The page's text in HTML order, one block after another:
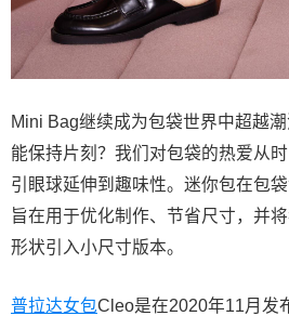
Mini Bag继续成为包袋世界中超越
能保持片刻？我们对包袋的热爱从
引眼球延伸到趣味性。迷你包在包
旨在用于优化制作、节省尺寸，并
形状引入小尺寸版本。
普拉达女包Cleo是在2020年11月发